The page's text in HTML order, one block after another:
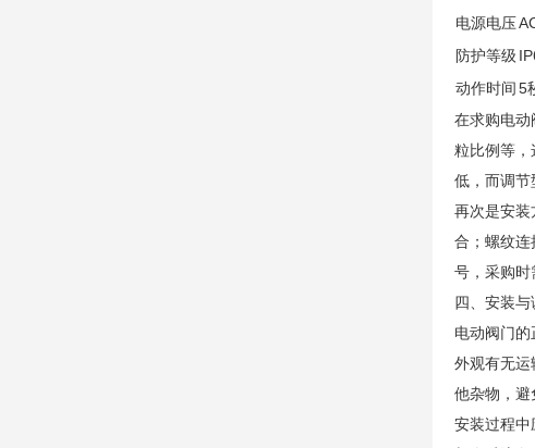
电源电压
防护等级
动作时间5
在求购电动
粒比例等，
低，而调节
再次是安装
合；螺纹
号，采购时
四、安装
电动阀门
外观有无运
他杂物，避
安装过程中